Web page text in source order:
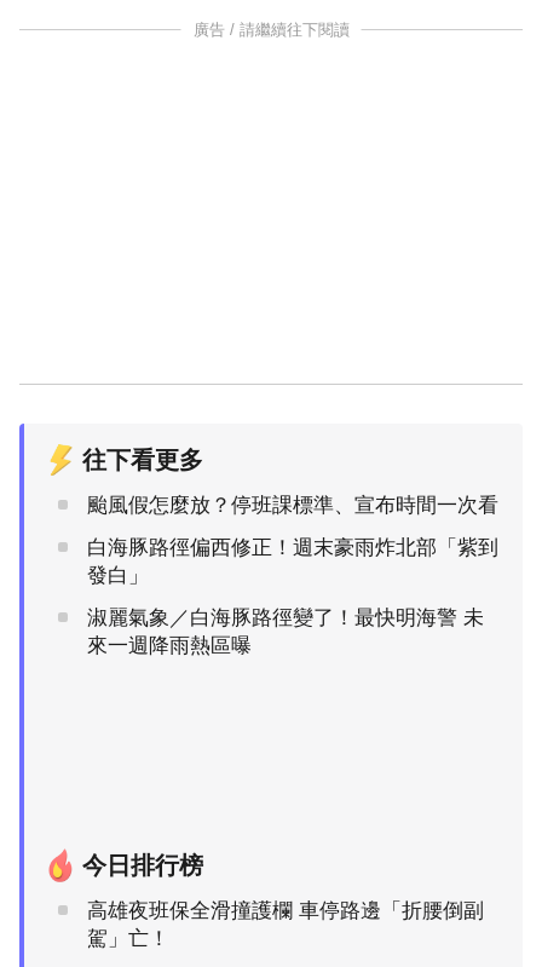
廣告 / 請繼續往下閱讀
往下看更多
颱風假怎麼放？停班課標準、宣布時間一次看
白海豚路徑偏西修正！週末豪雨炸北部「紫到
發白」
淑麗氣象／白海豚路徑變了！最快明海警 未
來一週降雨熱區曝
今日排行榜
高雄夜班保全滑撞護欄 車停路邊「折腰倒副
駕」亡！